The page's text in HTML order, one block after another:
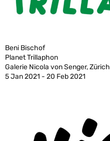
Beni Bischof
Planet Trillaphon
Galerie Nicola von Senger, Zürich
5 Jan 2021 - 20 Feb 2021